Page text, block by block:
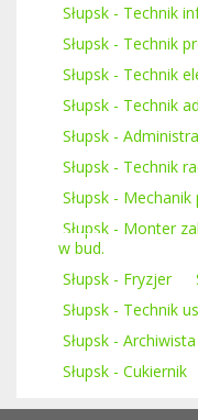
Słupsk - Technik
Słupsk - Technik
Słupsk - Technik
Słupsk - Technik
Słupsk -
Słupsk - Technik
Słupsk -
Słupsk - Monter
w bud.
Słupsk - Fryzjer
Słupsk - Technik
Słupsk - Archiwista
Słupsk - Cukiernik